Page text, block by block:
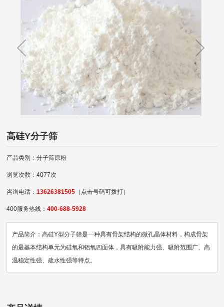
高硅Y分子筛
产品类别：分子筛原粉
浏览次数：4077次
咨询电话：13626381505 （点击号码可拨打）
400服务热线：400-688-5928
产品简介：高硅Y型分子筛是一种具有骨架结构的微孔晶体材料，构成骨架
的最基本结构单元为硅氧和铝氧四面体，具有吸附能力强、吸附范围广、高
温稳定性强、疏水性强等特点。